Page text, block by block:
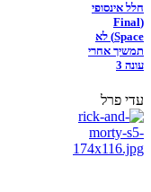
חלל אינסופי
(Final
Space) לא
תמשיך אחרי
עונה 3
עדי פרל